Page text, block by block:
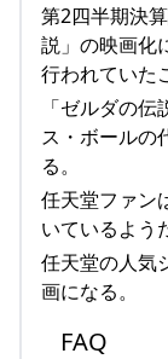
第2四半期決
説」の映画化
行われていた
「ゼルダの
ス・ボールの
る。
任天堂ファン
いているよう
任天堂の人気
画になる。
FAQ